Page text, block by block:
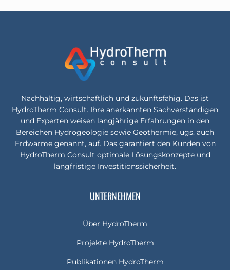
Nachhaltig, wirtschaftlich und zukunftsfähig. Das ist
HydroTherm Consult. Ihre anerkannten Sachverständigen
und Experten weisen langjährige Erfahrungen in den
Bereichen Hydrogeologie sowie Geothermie, ugs. auch
Erdwärme genannt, auf. Das garantiert den Kunden von
HydroTherm Consult optimale Lösungskonzepte und
langfristige Investitionssicherheit.
UNTERNEHMEN
Über HydroTherm
Projekte HydroTherm
Publikationen HydroTherm